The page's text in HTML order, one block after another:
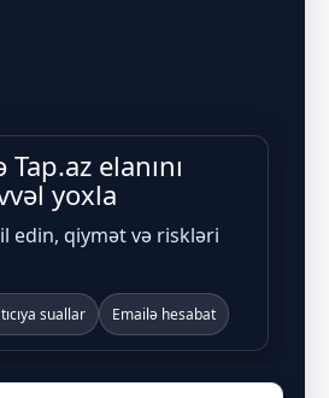
elanını
yoxla
edin, qiymət və riskləri
suallar Emailə hesabat